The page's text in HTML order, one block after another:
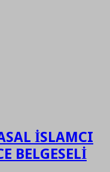
İSLAMCI
BELGESELİ